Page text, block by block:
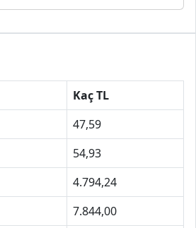
Kaç TL
47,59
54,93
4.794,24
7.844,00